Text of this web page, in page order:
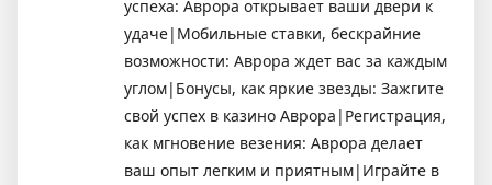
успеха: Аврора открывает ваши двери к
удаче|Мобильные ставки, бескрайние
возможности: Аврора ждет вас за каждым
углом|Бонусы, как яркие звезды: Зажгите
свой успех в казино Аврора|Регистрация,
как мгновение везения: Аврора делает
ваш опыт легким и приятным|Играйте в